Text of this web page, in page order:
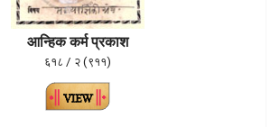
आन्हिक कर्म प्रकाश
६१८ / २ (९११)